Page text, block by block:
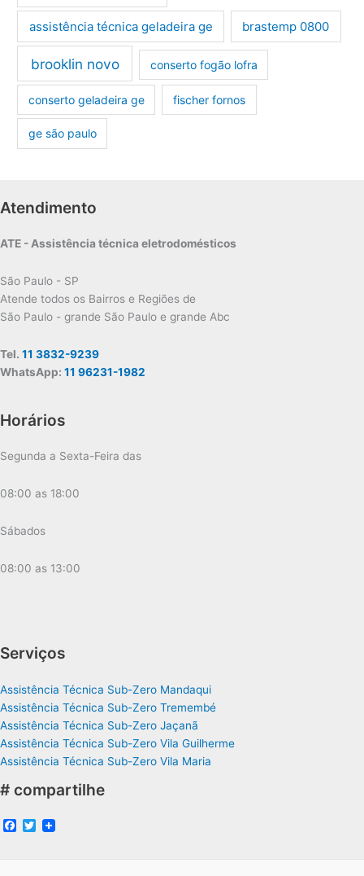
assistência técnica geladeira ge brastemp 0800
brooklin novo conserto fogão lofra
conserto geladeira ge fischer fornos
ge são paulo
Atendimento
ATE - Assistência técnica eletrodomésticos
São Paulo - SP
Atende todos os Bairros e Regiões de
São Paulo - grande São Paulo e grande Abc
Tel. 11 3832-9239
WhatsApp: 11 96231-1982
Horários
Segunda a Sexta-Feira das
08:00 as 18:00
Sábados
08:00 as 13:00
Serviços
Assistência Técnica Sub-Zero Mandaqui
Assistência Técnica Sub-Zero Tremembé
Assistência Técnica Sub-Zero Jaçanã
Assistência Técnica Sub-Zero Vila Guilherme
Assistência Técnica Sub-Zero Vila Maria
# compartilhe
F
T